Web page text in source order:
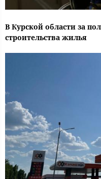
В Курской области за
строительства жилья